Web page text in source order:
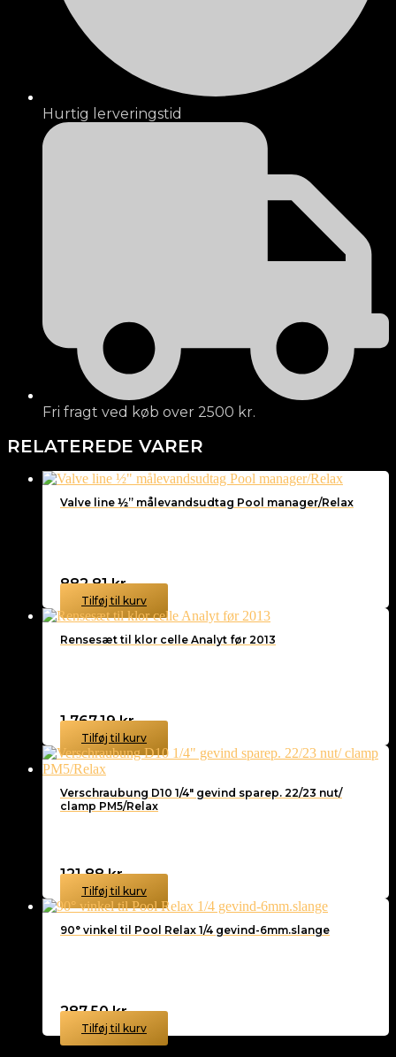
Hurtig lerveringstid
Fri fragt ved køb over 2500 kr.
RELATEREDE VARER
Valve line ½” målevandsudtag Pool manager/Relax
882,81kr.
Tilføj til kurv
Rensesæt til klor celle Analyt før 2013
1.767,19kr.
Tilføj til kurv
Verschraubung D10 1/4″ gevind sparep. 22/23 nut/
clamp PM5/Relax
121,88kr.
Tilføj til kurv
90° vinkel til Pool Relax 1/4 gevind-6mm.slange
287,50kr.
Tilføj til kurv